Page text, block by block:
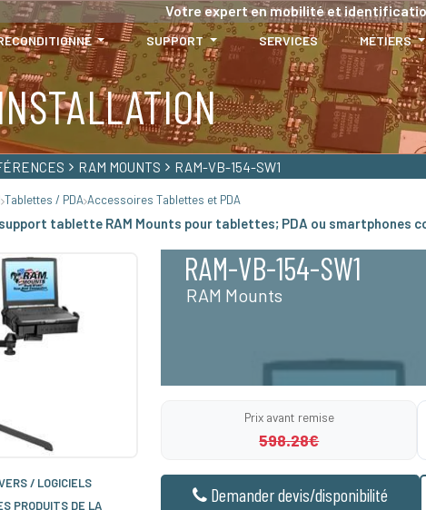
Votre expert en mobilité et
SUPPORT SERVICES MÉTIERS
RAM MOUNTS RAM-VB-154-SW1
Tablettes / PDA Accessoires Tablettes et PDA
support tablette RAM Mounts pour tablettes; PDA ou smartphones
/ LOGICIELS
PRODUITS DE LA
RAM-VB-154-SW1
RAM Mounts
Prix avant remise
598.28€
Demander devis/disponibilité